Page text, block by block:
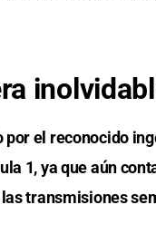
por el reconocido
1, ya que aún
transmisiones